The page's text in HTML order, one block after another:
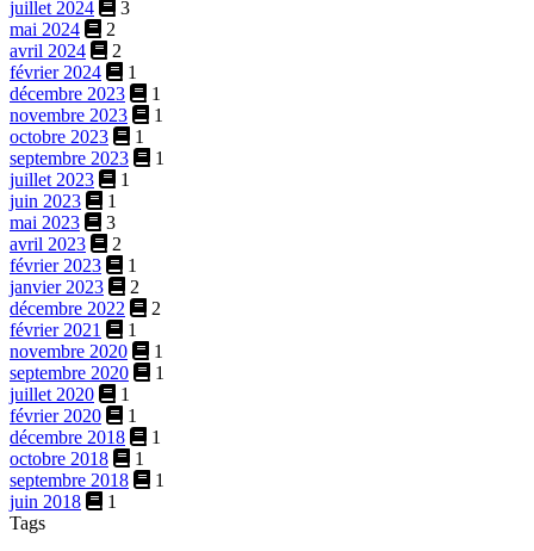
juillet 2024
3
mai 2024
2
avril 2024
2
février 2024
1
décembre 2023
1
novembre 2023
1
octobre 2023
1
septembre 2023
1
juillet 2023
1
juin 2023
1
mai 2023
3
avril 2023
2
février 2023
1
janvier 2023
2
décembre 2022
2
février 2021
1
novembre 2020
1
septembre 2020
1
juillet 2020
1
février 2020
1
décembre 2018
1
octobre 2018
1
septembre 2018
1
juin 2018
1
Tags